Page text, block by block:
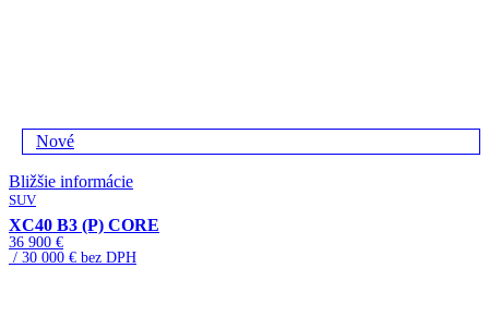
Nové
Bližšie informácie
SUV
XC40 B3 (P) CORE
36 900 €
/ 30 000 € bez DPH